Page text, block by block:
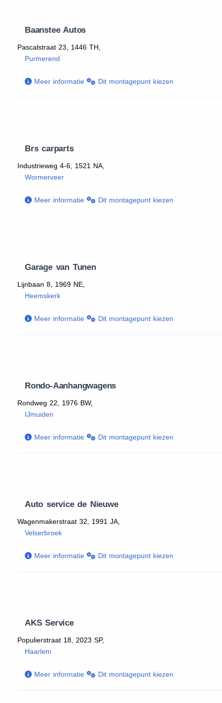
Baanstee Autos
Pascalstraat 23, 1446 TH,
Purmerend
Meer informatie Dit montagepunt kiezen
Brs carparts
Industrieweg 4-6, 1521 NA,
Wormerveer
Meer informatie Dit montagepunt kiezen
Garage van Tunen
Lijnbaan 8, 1969 NE,
Heemskerk
Meer informatie Dit montagepunt kiezen
Rondo-Aanhangwagens
Rondweg 22, 1976 BW,
IJmuiden
Meer informatie Dit montagepunt kiezen
Auto service de Nieuwe
Wagenmakerstraat 32, 1991 JA,
Velserbroek
Meer informatie Dit montagepunt kiezen
AKS Service
Populierstraat 18, 2023 SP,
Haarlem
Meer informatie Dit montagepunt kiezen